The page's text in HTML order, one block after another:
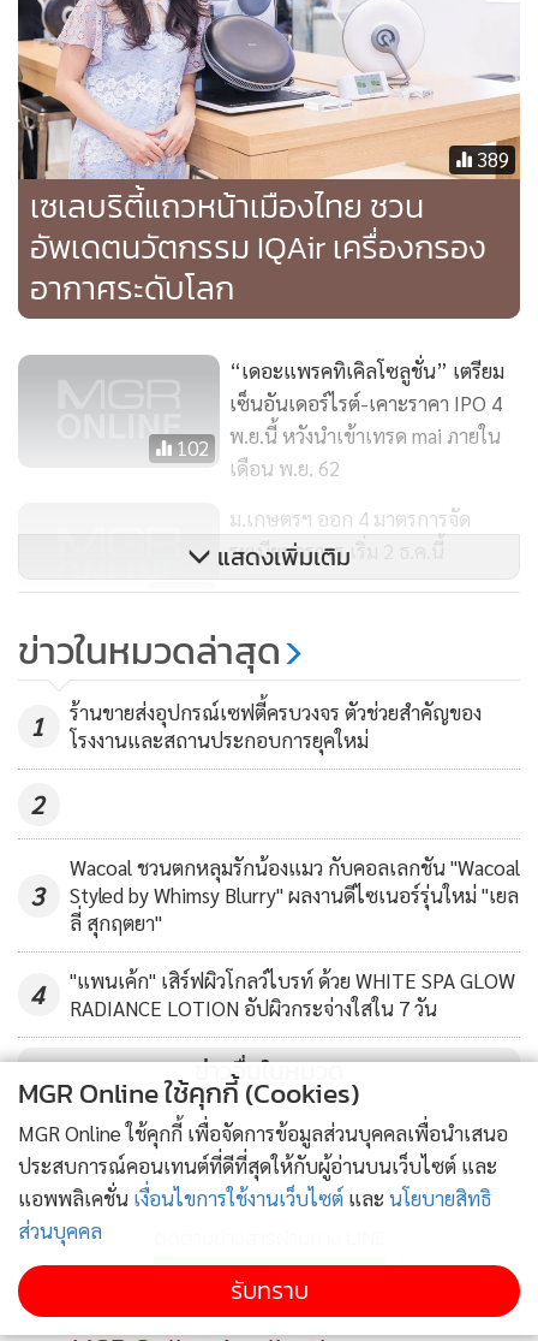
คนในสังคม และ 4) Creative City ด้วยการสร้างอัตลักษณ์หรือ
จุดขายที่โดดเด่น เพื่อสร้างรายได้ให้เมืองหรือชุมชนนั้นๆ
สำหรับก้าวต่อไปคือ การสร้างจุดยืน ตัวตน หรือดีเอ็นเอ รวมถึง
การสร้างภาพลักษณ์ของประเทศไทยให้ประจักษ์สู่สายตาคนทั้ง
โลกถึงการเป็นประเทศฐานนวัตกรรม การเปลี่ยนผ่านการรับรู้ใน
ครั้งนี้เป็นส่วนหนึ่งของ Transformative Change ของประเทศ
ดังนั้นจึงต้องสร้างอัตลักษณ์ใหม่ภายใต้จุดยืนของประเทศ คือ
ประเทศฐานนวัตกรรมที่ได้สร้างสรรค์นวัตกรรมเพื่อการใช้ชีวิต
ประกาศให้คนทั่วโลกได้รับรู้ถึงอัตลักษณ์ใหม่ของประเทศไทย
โครงการ Innovation Thailand คืออะไร
ดร.พันธุ์อาจ ชัยรัตน์ ผู้อำนวยการสำนักงานนวัตกรรมแห่งชาติ
(องค์การมหาชน) หรือ NIA กล่าวถึงโครงการ Innovation
ทุกภาคส่วนเพื่อผลักดันให้การสื่อสารภาพลักษณ์ใหม่ของ
ประเทศบรรลุเป้าหมายที่ตั้งไว้ ทั้งการสร้างการรับรู้และภาพ
ลักษณ์ของประเทศให้เป็นประเทศนวัตกรรม การสร้างการ
ยอมรับและความมั่นใจว่าประเทศไทยคือประเทศนวัตกรรม และ
การทำให้ชื่อเสียงของประเทศไทยด้านนวัตกรรมได้รับการ
ยอมรับในระดับโลก ซึ่งภารกิจครั้งนี้เป็นการดำเนินงานต่อเนื่อง
ในระยะยาวที่ต้องได้รับความร่วมมือร่วมใจจากทุกภาคส่วน การ
เปลี่ยนผ่านครั้งนี้จะใช้โครงการ Innovation Thailand เป็น
389
เซเลบริตี้แถวหน้าเมืองไทย ชวน
อัพเดตนวัตกรรม IQAir เครื่องกรอง
อากาศระดับโลก
102
“เดอะแพรคทิเคิลโซลูชั่น” เตรียม
เซ็นอันเดอร์ไรต์-เคาะราคา IPO 4
พ.ย.นี้ หวังนำเข้าเทรด mai ภายใน
เดือน พ.ย. 62
497
ม.เกษตรฯ ออก 4 มาตรการจัด
ระเบียบจราจร เริ่ม 2 ธ.ค.นี้
31,872
“วิริยะ” โวย “การบินไทย” ยกเลิก
เที่ยวขากลับ เหตุขาไปไม่ได้บินไป
ด้วย หลังจองทั้งขาไปและกลับ
แสดงเพิ่มเติม
ข่าวในหมวดล่าสุด
1
ร้านขายส่งอุปกรณ์เซฟตี้ครบวงจร ตัวช่วยสำคัญของ
โรงงานและสถานประกอบการยุคใหม่
2
3
Wacoal ชวนตกหลุมรักน้องแมว กับคอลเลกชัน "Wacoal
Styled by Whimsy Blurry" ผลงานดีไซเนอร์รุ่นใหม่ "เยล
ลี่ สุกฤตยา"
4
"แพนเค้ก" เสิร์ฟผิวโกลว์ไบรท์ ด้วย WHITE SPA GLOW
RADIANCE LOTION อัปผิวกระจ่างใสใน 7 วัน
ข่าวอื่นในหมวด
MGR Online ใช้คุกกี้ (Cookies)
MGR Online ใช้คุกกี้ เพื่อจัดการข้อมูลส่วนบุคคลเพื่อนำเสนอ
ประสบการณ์คอนเทนต์ที่ดีที่สุดให้กับผู้อ่านบนเว็บไซต์ และ
แอพพลิเคชั่น เงื่อนไขการใช้งานเว็บไซต์ และ นโยบายสิทธิ
ส่วนบุคคล
รับทราบ